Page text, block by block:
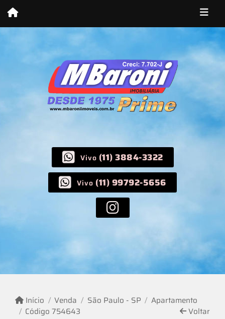
Vivo (11) 3884-3322
Vivo (11) 99792-5656
Início Venda São Paulo - SP
Apartamento
Código 754643
Voltar